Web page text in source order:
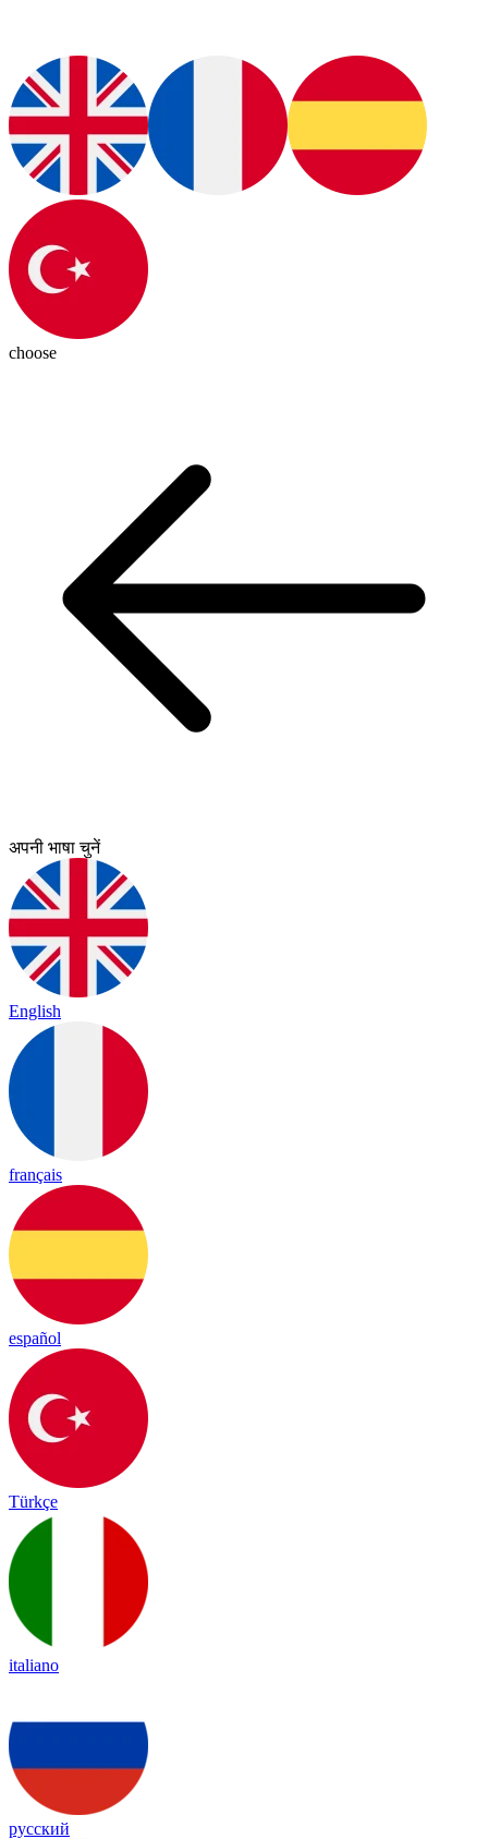
choose
अपनी भाषा चुनें
English
français
español
Türkçe
italiano
русский